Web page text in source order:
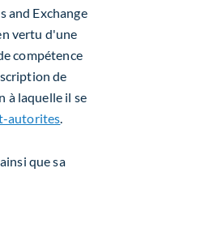
and Exchange
vertu d'une
compétence
de
à laquelle il se
autorites.
que sa